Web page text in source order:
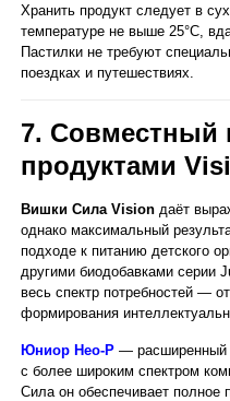
Хранить продукт следует в
температуре не выше 25°C,
Пастилки не требуют
поездках и путешествиях.
7. Совместный
продуктами
Вишки Сила Vision даёт
однако максимальный
подходе к питанию детского
другими биодобавками серии
весь спектр потребностей —
формирования
Юниор Нео-Р — расширенный
с более широким спектром
Сила он обеспечивает полное